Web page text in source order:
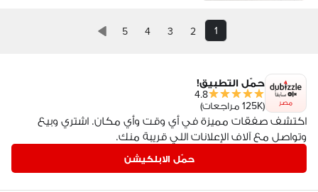
1
2
3
4
5
مصر
حمّل التطبيق!
4.8
(125K مراجعات)
اكتشف صفقات مميزة في أي وقت وأي مكان. اشتري وبيع
وتواصل مع آلاف الإعلانات اللي قريبة منك.
حمّل الابلكيشن